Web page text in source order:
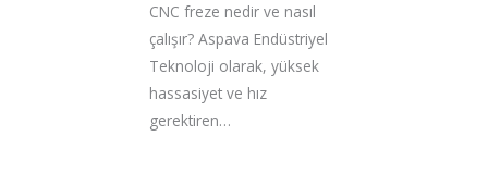
CNC freze nedir ve nasıl
çalışır? Aspava Endüstriyel
Teknoloji olarak, yüksek
hassasiyet ve hız
gerektiren…